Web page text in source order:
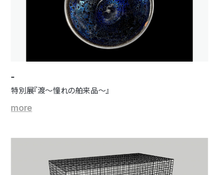
-
特別展『渡～憧れの舶来品～』
more